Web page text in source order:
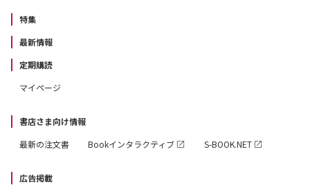
特集
最新情報
定期購読
マイページ
書店さま向け情報
最新の注文書
Bookインタラクティブ S-BOOK.NET
広告掲載